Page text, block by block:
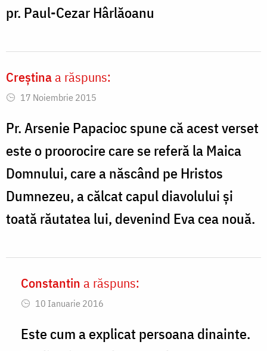
pr. Paul-Cezar Hârlăoanu
Creştina a răspuns:
17 Noiembrie 2015
Pr. Arsenie Papacioc spune că acest verset
este o proorocire care se referă la Maica
Domnului, care a născând pe Hristos
Dumnezeu, a călcat capul diavolului şi
toată răutatea lui, devenind Eva cea nouă.
In
reply
to
Constantin a răspuns:
10 Ianuarie 2016
Este cum a explicat persoana dinainte.